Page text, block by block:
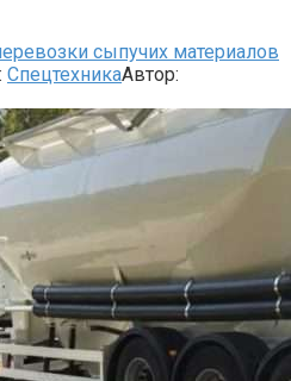
сыпучих материалов
СпецтехникаАвтор: